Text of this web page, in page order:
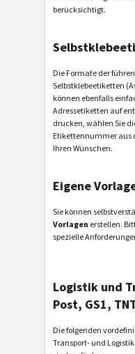
berücksichtigt.
Die Formate der
Selbstklebeetiketten
können ebenfalls
Adressetiketten auf
drucken, wählen Sie
Etikettennummer aus
Ihren Wünschen.
Eigene
Sie können
Vorlagen erstellen.
spezielle
Logistik und
Post, GS1,
Die folgenden
Transport- und